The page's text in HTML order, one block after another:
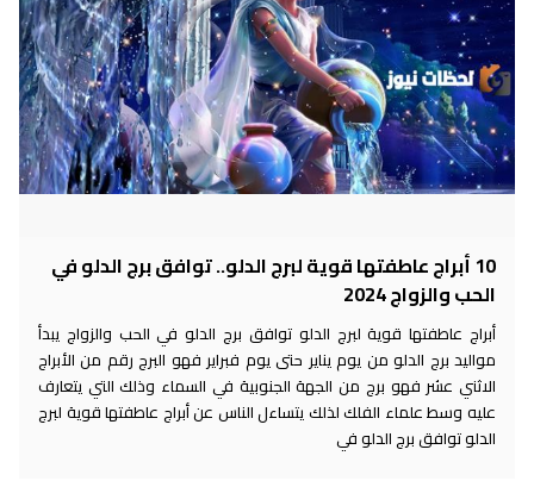
10 أبراج عاطفتها قوية لبرج الدلو.. توافق برج الدلو في
الحب والزواج 2024
أبراج عاطفتها قوية لبرج الدلو توافق برج الدلو في الحب والزواج يبدأ
مواليد برج الدلو من يوم يناير حتى يوم فبراير فهو البرج رقم من الأبراج
الاثني عشر فهو برج من الجهة الجنوبية في السماء وذلك التي يتعارف
عليه وسط علماء الفلك لذلك يتساءل الناس عن أبراج عاطفتها قوية لبرج
الدلو توافق برج الدلو في